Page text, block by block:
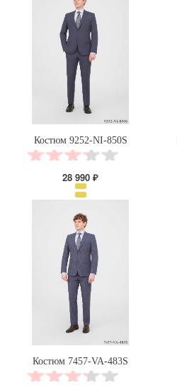
Костюм 9252-NI-850S
28 990 ₽
Костюм 7457-VA-483S